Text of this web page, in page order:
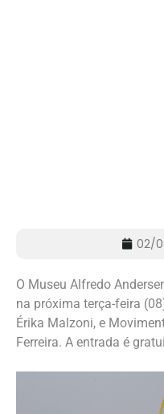
02/
O Museu Alfredo
na próxima terça-feira
Érika Malzoni, e
Ferreira. A entrada é